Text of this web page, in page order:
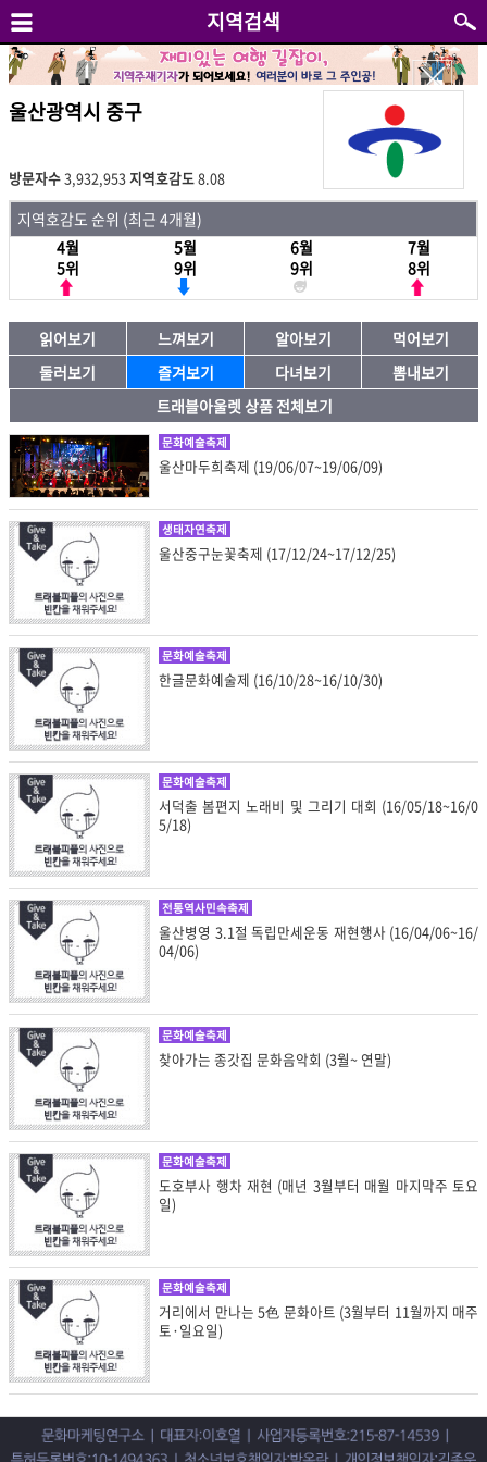
지역검색
울산광역시 중구
방문자수 3,932,953지역호감도 8.08
지역호감도 순위 (최근 4개월)
4월
5위
5월
9위
6월
9위
7월
8위
읽어보기 느껴보기 알아보기
먹어보기
둘러보기
즐겨보기 다녀보기
뽐내보기
트래블아울렛 상품 전체보기
문화예술축제
울산마두희축제 (19/06/07~19/06/09)
생태자연축제
울산중구눈꽃축제 (17/12/24~17/12/25)
문화예술축제
한글문화예술제 (16/10/28~16/10/30)
문화예술축제
서덕출 봄편지 노래비 및 그리기 대회 (16/05/18~16/0
5/18)
전통역사민속축제
울산병영 3.1절 독립만세운동 재현행사 (16/04/06~16/
04/06)
문화예술축제
찾아가는 종갓집 문화음악회 (3월~ 연말)
문화예술축제
도호부사 행차 재현 (매년 3월부터 매월 마지막주 토요
일)
문화예술축제
거리에서 만나는 5色 문화아트 (3월부터 11월까지 매주
토·일요일)